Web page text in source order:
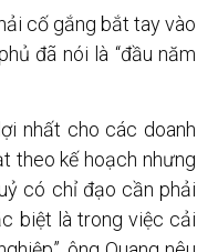
cố gắng bắt tay vào
đã nói là “đầu năm
nhất cho các doanh
theo kế hoạch nhưng
có chỉ đạo cần phải
biệt là trong việc cải